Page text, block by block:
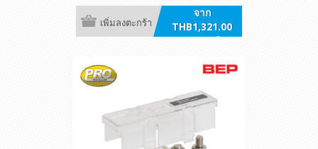
จาก
THB1,321.00
รวมภาษี
เพิ่มลงตะกร้า